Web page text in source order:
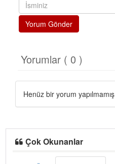
Yorum Gönder
Yorumlar ( 0 )
Henüz bir yorum yapılmamış
Çok Okunanlar